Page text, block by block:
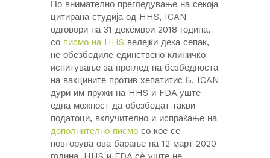
По внимателно прегледување на секоја
цитирана студија од HHS, ICAN
одговори на 31 декември 2018 година,
со писмо на HHS велејќи дека сепак,
не обезбедиле единствено клиничко
испитување за преглед на безбедноста
на вакцините против хепатитис Б. ICAN
дури им пружи на HHS и FDA уште
една можност да обезбедат такви
податоци, вклучително и испраќање на
дополнително писмо со кое се
повторува ова барање на 12 март 2020